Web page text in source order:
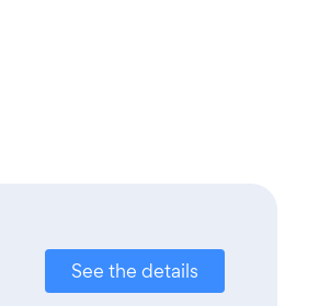
See the details